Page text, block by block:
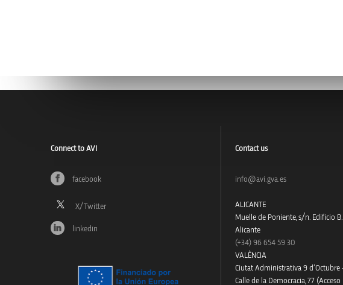
Connect to AVI
facebook
linkedin
Contact us
info@avi.gva.es
ALICANTE
Muelle de Poniente, s/n. Edificio B.
Alicante
(+34) 96 654 59 30
VALÈNCIA
Ciutat Administrativa 9 d’Octubre
Calle de la Democracia, 77